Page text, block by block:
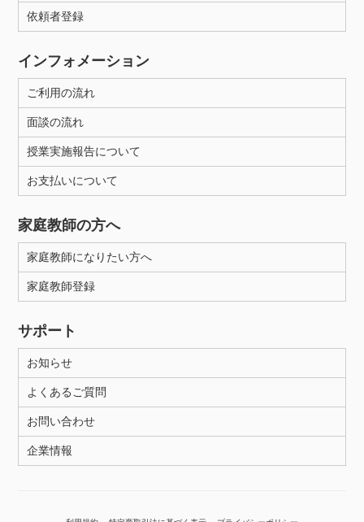
距離：15km以内
年齢：18-101歳
依頼者登録
インフォメーション
ご利用の流れ
面談の流れ
授業実施報告について
お支払いについて
家庭教師の方へ
家庭教師になりたい方へ
家庭教師登録
サポート
お知らせ
よくあるご質問
お問い合わせ
企業情報